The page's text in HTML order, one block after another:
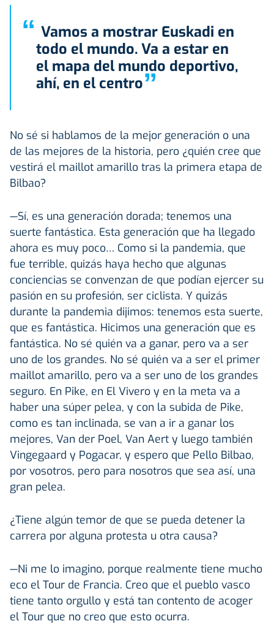
“ Vamos a mostrar Euskadi en
todo el mundo. Va a estar en
el mapa del mundo deportivo,
ahí, en el centro”
No sé si hablamos de la mejor generación o una
de las mejores de la historia, pero ¿quién cree que
vestirá el maillot amarillo tras la primera etapa de
Bilbao?
—Sí, es una generación dorada; tenemos una
suerte fantástica. Esta generación que ha llegado
ahora es muy poco… Como si la pandemia, que
fue terrible, quizás haya hecho que algunas
conciencias se convenzan de que podían ejercer su
pasión en su profesión, ser ciclista. Y quizás
durante la pandemia dijimos: tenemos esta suerte,
que es fantástica. Hicimos una generación que es
fantástica. No sé quién va a ganar, pero va a ser
uno de los grandes. No sé quién va a ser el primer
maillot amarillo, pero va a ser uno de los grandes
seguro. En Pike, en El Vivero y en la meta va a
haber una súper pelea, y con la subida de Pike,
como es tan inclinada, se van a ir a ganar los
mejores, Van der Poel, Van Aert y luego también
Vingegaard y Pogacar, y espero que Pello Bilbao,
por vosotros, pero para nosotros que sea así, una
gran pelea.
¿Tiene algún temor de que se pueda detener la
carrera por alguna protesta u otra causa?
—Ni me lo imagino, porque realmente tiene mucho
eco el Tour de Francia. Creo que el pueblo vasco
tiene tanto orgullo y está tan contento de acoger
el Tour que no creo que esto ocurra.